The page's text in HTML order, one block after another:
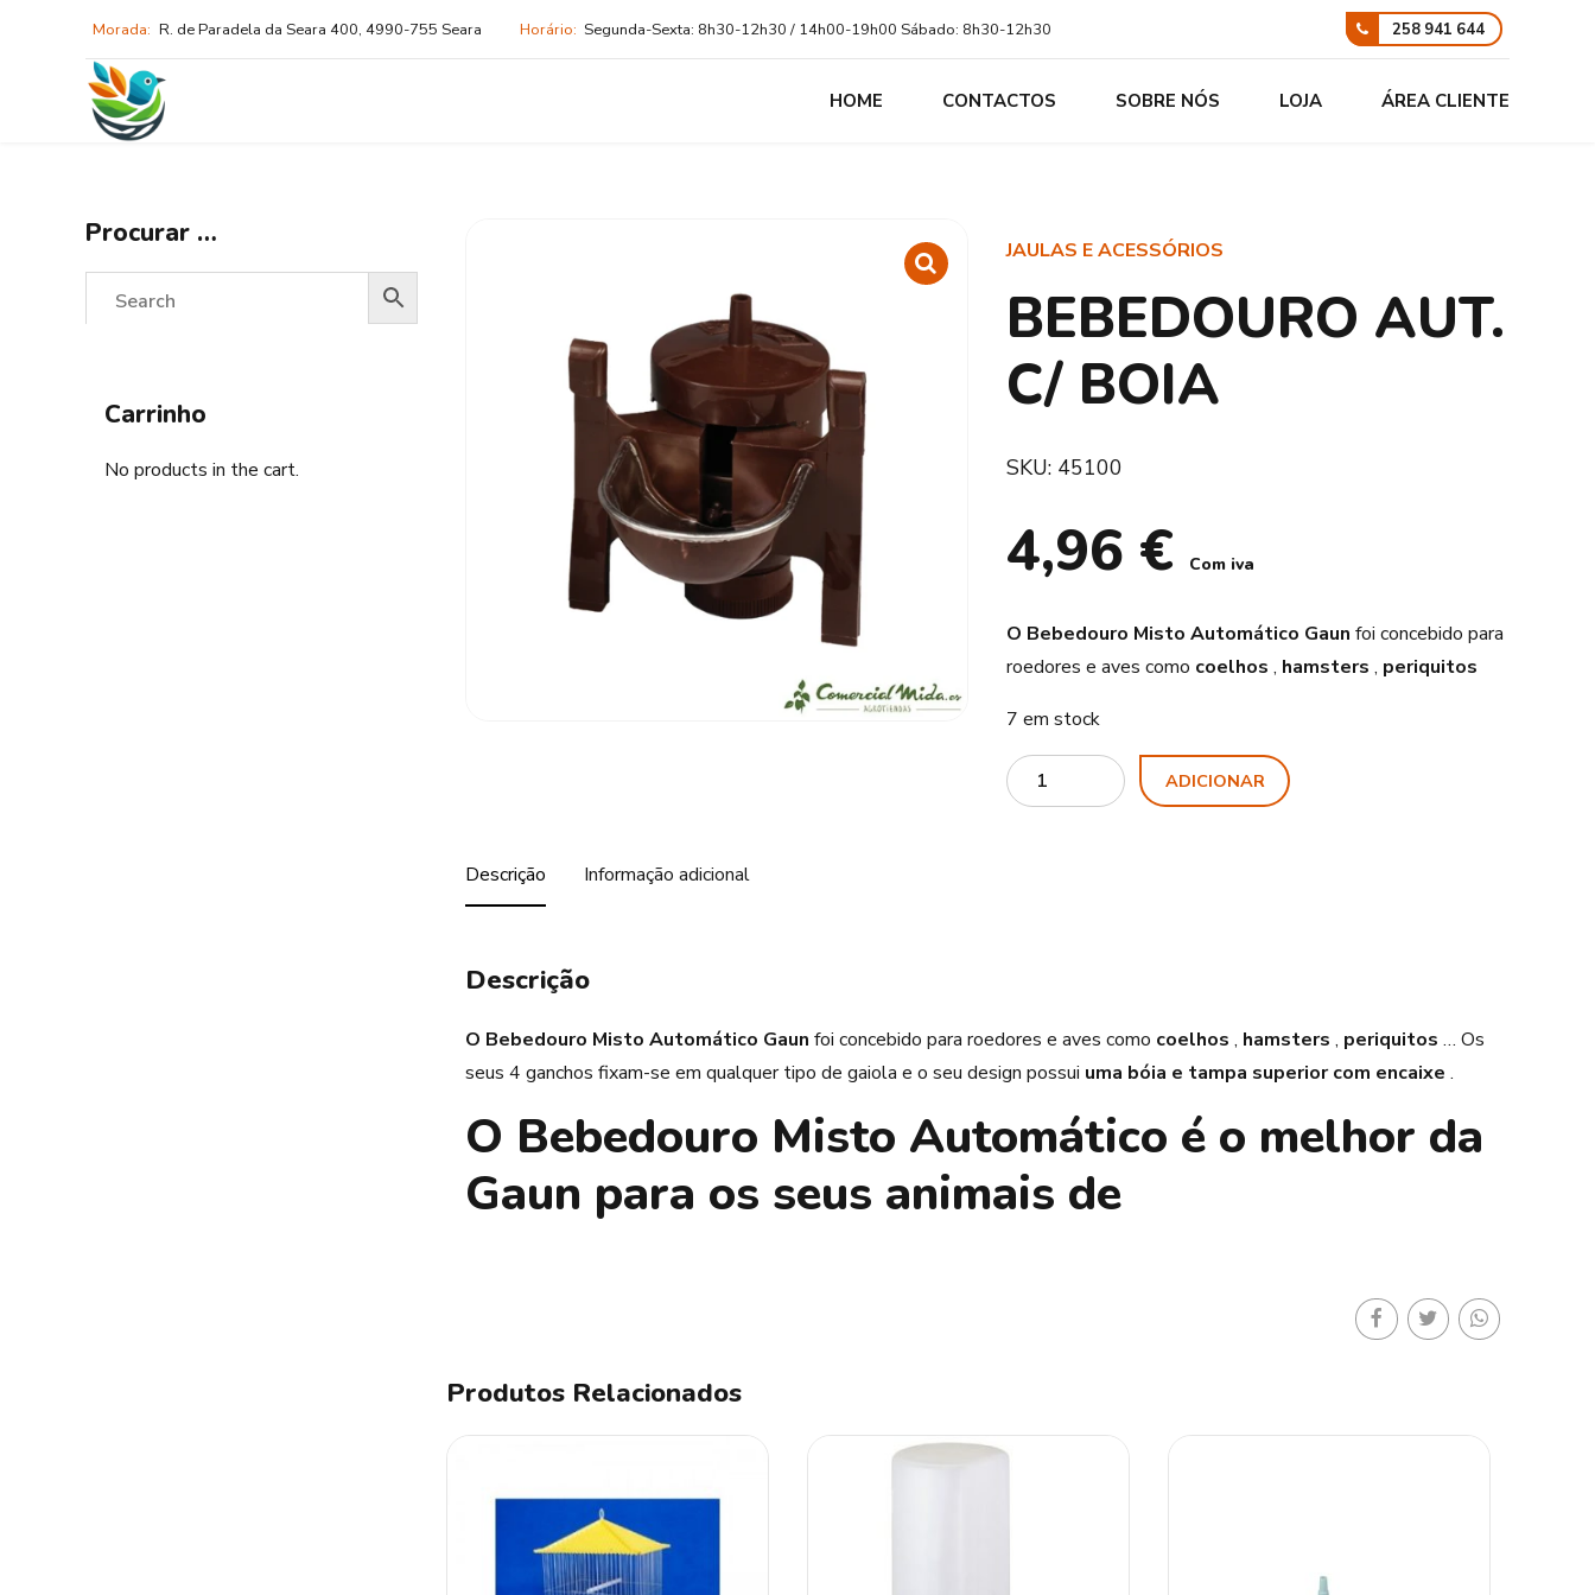
Morada: R. de Paradela da Seara 400, 4990-755 Seara Horário: Segunda-Sexta: 8h30-12h30 / 14h00-19h00 Sábado: 8h30-12h30 258 941 644
HOME CONTACTOS SOBRE NÓS LOJA ÁREA CLIENTE
JAULAS E ACESSÓRIOS
BEBEDOURO AUT.
C/ BOIA
SKU: 45100
4,96 € Com iva
O Bebedouro Misto Automático Gaun foi concebido para
roedores e aves como coelhos , hamsters , periquitos
7 em stock
Quantity
ADICIONAR
Descrição Informação adicional
Descrição
O Bebedouro Misto Automático Gaun foi concebido para roedores e aves como coelhos , hamsters , periquitos … Os
seus 4 ganchos fixam-se em qualquer tipo de gaiola e o seu design possui uma bóia e tampa superior com encaixe .
O Bebedouro Misto Automático é o melhor da
Gaun para os seus animais de
Produtos Relacionados
Procurar …
Carrinho
No products in the cart.